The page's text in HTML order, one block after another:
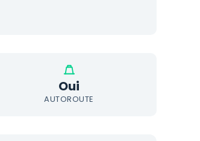
Oui
AUTOROUTE